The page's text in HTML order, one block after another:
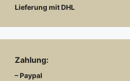
Lieferung mit DHL
Zahlung:
– Paypal